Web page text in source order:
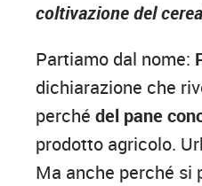
coltivazione del
Partiamo dal nome:
dichiarazione che
perchédel pane
prodotto agricolo.
Ma anche perché si